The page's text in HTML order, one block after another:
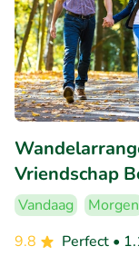
Vriendschap
Vandaag Morgen
9.8
Perfect •